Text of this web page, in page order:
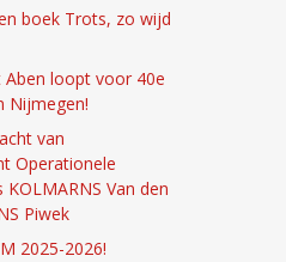
boek Trots, zo wijd
loopt voor 40e
Nijmegen!
van
Operationele
Van den
Piwek
2025-2026!